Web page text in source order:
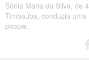
Sônia Maria da Silva, de
Timbaúba, conduzia
picape.